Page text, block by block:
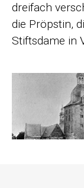
dreifach
die Pröpstin,
Stiftsdame in